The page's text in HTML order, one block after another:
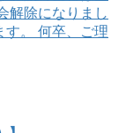
解除になりまし
す。 何卒、ご理